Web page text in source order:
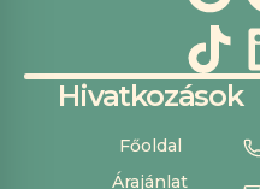
Hivatkozások
Főoldal
Árajánlat